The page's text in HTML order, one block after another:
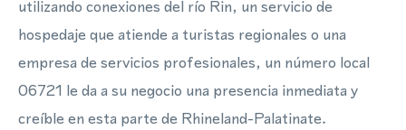
utilizando conexiones del río Rin, un servicio de
hospedaje que atiende a turistas regionales o una
empresa de servicios profesionales, un número local
06721 le da a su negocio una presencia inmediata y
creíble en esta parte de Rhineland-Palatinate.